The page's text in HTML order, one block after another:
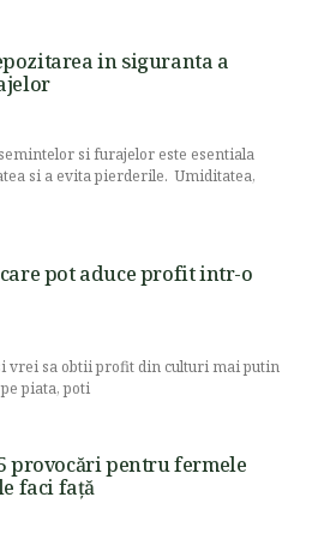
in siguranta a
si furajelor este esentiala
si a evita pierderile. Umiditatea,
pot aduce profit intr-o
vrei sa obtii profit din culturi mai putin
piata, poti
provocări pentru fermele
faci față